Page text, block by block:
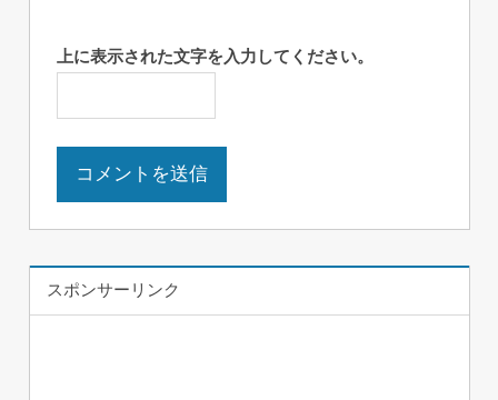
上に表示された文字を入力してください。
スポンサーリンク